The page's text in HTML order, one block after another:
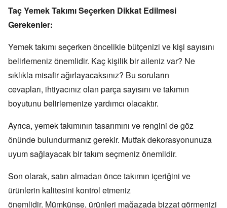
Taç Yemek Takımı Seçerken Dikkat Edilmesi
Gerekenler:
Yemek takımı seçerken öncelikle bütçenizi ve kişi sayısını
belirlemeniz önemlidir. Kaç kişilik bir aileniz var? Ne
sıklıkla misafir ağırlayacaksınız? Bu soruların
cevapları, ihtiyacınız olan parça sayısını ve takımın
boyutunu belirlemenize yardımcı olacaktır.
Ayrıca, yemek takımının tasarımını ve rengini de göz
önünde bulundurmanız gerekir. Mutfak dekorasyonunuza
uyum sağlayacak bir takım seçmeniz önemlidir.
Son olarak, satın almadan önce takımın içeriğini ve
ürünlerin kalitesini kontrol etmeniz
önemlidir. Mümkünse, ürünleri mağazada bizzat görmenizi